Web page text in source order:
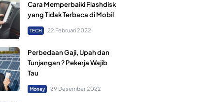
Cara Memperbaiki Flashdisk
yang Tidak Terbaca di Mobil
TECH 22 Februari 2022
Perbedaan Gaji, Upah dan
Tunjangan ? Pekerja Wajib
Tau
Money 29 Desember 2022